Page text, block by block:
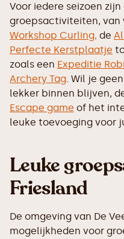
Voor iedere seizoen
groepsactiviteiten,
Workshop Curling, de
Perfecte Kerstplaatje
zoals een Expeditie
Archery Tag. Wil je
lekker binnen blijven,
Escape game of het
leuke toevoeging voor
Leuke
Friesland
De omgeving van De
mogelijkheden voor